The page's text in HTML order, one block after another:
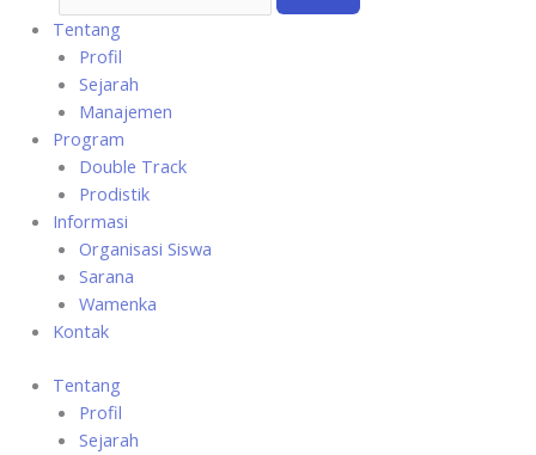
Tentang
Profil
Sejarah
Manajemen
Program
Double Track
Prodistik
Informasi
Organisasi Siswa
Sarana
Wamenka
Kontak
Tentang
Profil
Sejarah